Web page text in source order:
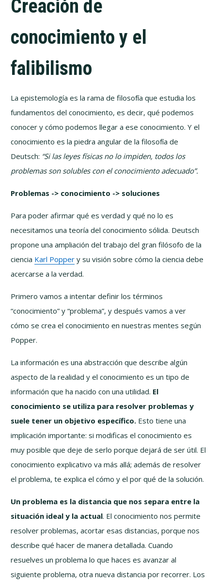
Creación de
conocimiento y el
falibilismo
La epistemología es la rama de filosofía que estudia los
fundamentos del conocimiento, es decir, qué podemos
conocer y cómo podemos llegar a ese conocimiento. Y el
conocimiento es la piedra angular de la filosofía de
Deutsch: “Si las leyes físicas no lo impiden, todos los
problemas son solubles con el conocimiento adecuado”.
Problemas -> conocimiento -> soluciones
Para poder afirmar qué es verdad y qué no lo es
necesitamos una teoría del conocimiento sólida. Deutsch
propone una ampliación del trabajo del gran filósofo de la
ciencia Karl Popper y su visión sobre cómo la ciencia debe
acercarse a la verdad.
Primero vamos a intentar definir los términos
“conocimiento” y “problema”, y después vamos a ver
cómo se crea el conocimiento en nuestras mentes según
Popper.
La información es una abstracción que describe algún
aspecto de la realidad y el conocimiento es un tipo de
información que ha nacido con una utilidad. El
conocimiento se utiliza para resolver problemas y
suele tener un objetivo específico. Esto tiene una
implicación importante: si modificas el conocimiento es
muy posible que deje de serlo porque dejará de ser útil. El
conocimiento explicativo va más allá; además de resolver
el problema, te explica el cómo y el por qué de la solución.
Un problema es la distancia que nos separa entre la
situación ideal y la actual. El conocimiento nos permite
resolver problemas, acortar esas distancias, porque nos
describe qué hacer de manera detallada. Cuando
resuelves un problema lo que haces es avanzar al
siguiente problema, otra nueva distancia por recorrer. Los